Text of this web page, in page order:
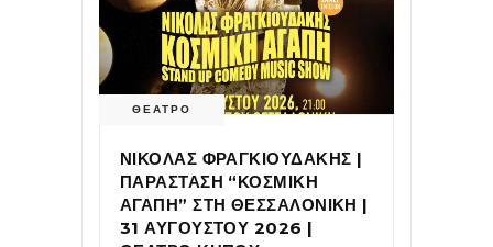
ΘΕΑΤΡΟ
ΝΙΚΟΛΑΣ ΦΡΑΓΚΙΟΥΔΑΚΗΣ |
ΠΑΡΑΣΤΑΣΗ “ΚΟΣΜΙΚΗ
ΑΓΑΠΗ” ΣΤΗ ΘΕΣΣΑΛΟΝΙΚΗ |
31 ΑΥΓΟΥΣΤΟΥ 2026 |